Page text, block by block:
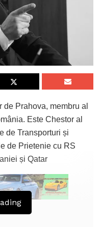
tip useristo-
că atunci când
și Justiție,
final de
Dominic Fritz,
totală de
fim serioși, va fi
Prahova, membru al
Este Chestor al
de Transporturi și
de Prietenie cu RS
și Qatar